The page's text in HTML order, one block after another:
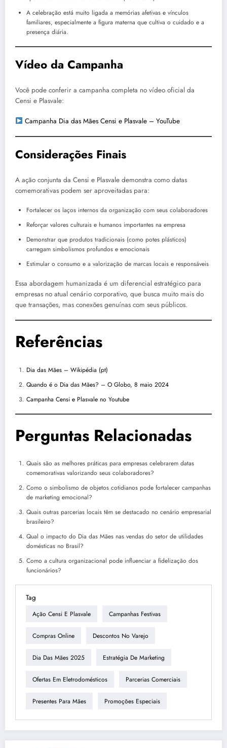
A celebração está muito ligada a memórias afetivas e vínculos
familiares, especialmente a figura materna que cultiva o cuidado e a
presença diária.
Vídeo da Campanha
Você pode conferir a campanha completa no vídeo oficial da
Censi e Plasvale:
Campanha Dia das Mães Censi e Plasvale – YouTube
Considerações Finais
A ação conjunta da Censi e Plasvale demonstra como datas
comemorativas podem ser aproveitadas para:
Fortalecer os laços internos da organização com seus colaboradores
Reforçar valores culturais e humanos importantes na empresa
Demonstrar que produtos tradicionais (como potes plásticos)
carregam simbolismos profundos e emocionais
Estimular o consumo e a valorização de marcas locais e responsáveis
Essa abordagem humanizada é um diferencial estratégico para
empresas no atual cenário corporativo, que busca muito mais do
que transações, mas conexões genuínas com seus públicos.
Referências
Dia das Mães – Wikipédia (pt)
Quando é o Dia das Mães? – O Globo, 8 maio 2024
Campanha Censi e Plasvale no Youtube
Perguntas Relacionadas
Quais são as melhores práticas para empresas celebrarem datas
comemorativas valorizando seus colaboradores?
Como o simbolismo de objetos cotidianos pode fortalecer campanhas
de marketing emocional?
Quais outras parcerias locais têm se destacado no cenário empresarial
brasileiro?
Qual o impacto do Dia das Mães nas vendas do setor de utilidades
domésticas no Brasil?
Como a cultura organizacional pode influenciar a fidelização dos
funcionários?
Tag
Ação Censi E Plasvale Campanhas Festivas
Compras Online Descontos No Varejo
Dia Das Mães 2025 Estratégia De Marketing
Ofertas Em Eletrodomésticos Parcerias Comerciais
Presentes Para Mães Promoções Especiais